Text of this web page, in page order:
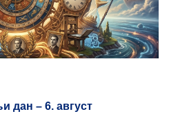
дан – 6. август